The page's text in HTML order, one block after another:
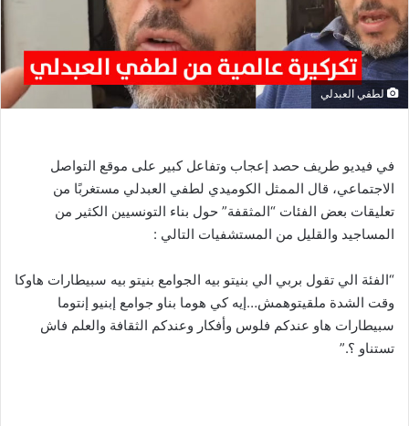
لطفي العبدلي
في فيديو طريف حصد إعجاب وتفاعل كبير على موقع التواصل
الاجتماعي، قال الممثل الكوميدي لطفي العبدلي مستغربًا من
تعليقات بعض الفئات “المثقفة” حول بناء التونسيين الكثير من
المساجيد والقليل من المستشفيات التالي :
“الفئة الي تقول بربي الي بنيتو بيه الجوامع بنيتو بيه سبيطارات هاوكا
وقت الشدة ملقيتوهمش…إيه كي هوما بناو جوامع إبنيو إنتوما
سبيطارات هاو عندكم فلوس وأفكار وعندكم الثقافة والعلم فاش
تستناو ؟.”